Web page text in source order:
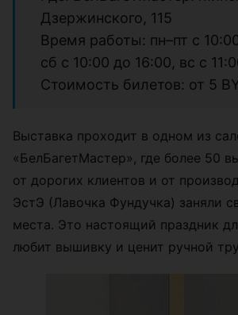
Дзержинского, 115
Время работы: пн–пт с
сб с 10:00 до 16:00, вс с
Стоимость билетов: от 5
Выставка проходит в одном из
«БелБагетМастер», где более 50
от дорогих клиентов и от
ЭстЭ (Лавочка Фундучка) заняли
места. Это настоящий праздник
любит вышивку и ценит ручной